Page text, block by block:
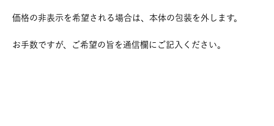
価格の非表示を希望される場合は、本体の包装を外します。
お手数ですが、ご希望の旨を通信欄にご記入ください。